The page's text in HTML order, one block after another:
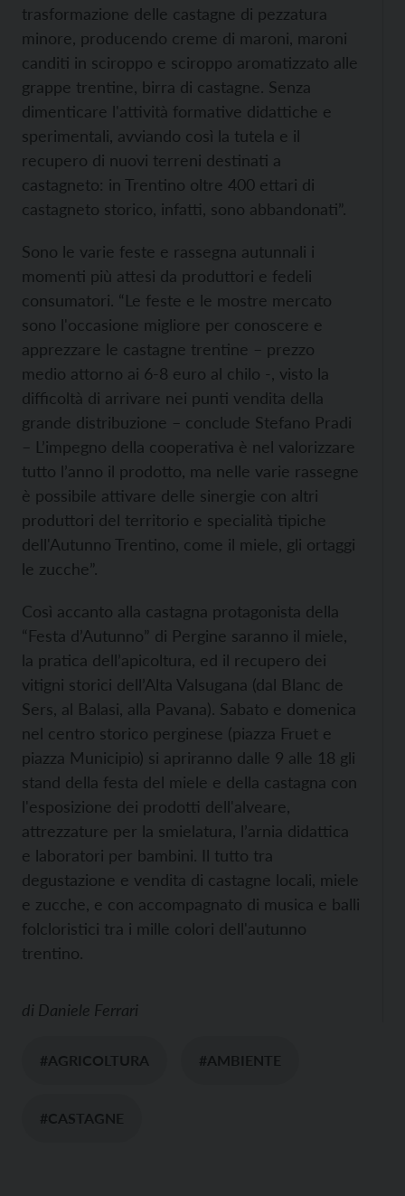
trasformazione delle castagne di pezzatura
minore, producendo creme di maroni, maroni
canditi in sciroppo e sciroppo aromatizzato alle
grappe trentine, birra di castagne. Senza
dimenticare l'attività formative didattiche e
sperimentali, avviando così la tutela e il
recupero di nuovi terreni destinati a
castagneto: in Trentino oltre 400 ettari di
castagneto storico, infatti, sono abbandonati”.
Sono le varie feste e rassegna autunnali i
momenti più attesi da produttori e fedeli
consumatori. “Le feste e le mostre mercato
sono l'occasione migliore per conoscere e
apprezzare le castagne trentine – prezzo
medio attorno ai 6-8 euro al chilo -, visto la
difficoltà di arrivare nei punti vendita della
grande distribuzione – conclude Stefano Pradi
– L’impegno della cooperativa è nel valorizzare
tutto l’anno il prodotto, ma nelle varie rassegne
è possibile attivare delle sinergie con altri
produttori del territorio e specialità tipiche
dell'Autunno Trentino, come il miele, gli ortaggi
le zucche”.
Così accanto alla castagna protagonista della
“Festa d’Autunno” di Pergine saranno il miele,
la pratica dell’apicoltura, ed il recupero dei
vitigni storici dell’Alta Valsugana (dal Blanc de
Sers, al Balasi, alla Pavana). Sabato e domenica
nel centro storico perginese (piazza Fruet e
piazza Municipio) si apriranno dalle 9 alle 18 gli
stand della festa del miele e della castagna con
l'esposizione dei prodotti dell'alveare,
attrezzature per la smielatura, l’arnia didattica
e laboratori per bambini. Il tutto tra
degustazione e vendita di castagne locali, miele
e zucche, e con accompagnato di musica e balli
folcloristici tra i mille colori dell'autunno
trentino.
di Daniele Ferrari
#AGRICOLTURA #AMBIENTE
#CASTAGNE